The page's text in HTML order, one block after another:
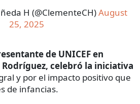
H (@ClementeCH)August
25, 2025
de UNICEF en
Rodríguez, celebró la iniciativa
y por el impacto positivo que
de infancias.